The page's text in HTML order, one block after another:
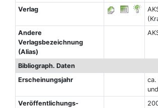
Verlag
Andere
Verlagsbezeichnung
(Alias)
Bibliograph. Daten
Erscheinungsjahr
ca.
Veröffentlichungs-